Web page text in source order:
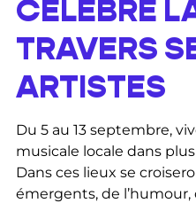
CÉLÈBRE
TRAVERS
ARTISTES
Du 5 au 13 septembre,
musicale locale dans
Dans ces lieux se
émergents, de